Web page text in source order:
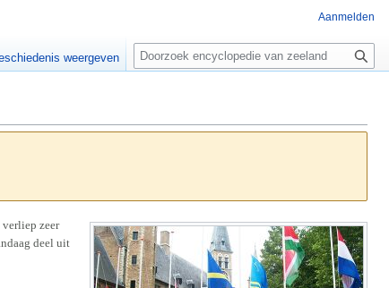
zeer
deel uit
Aanmelden
weergeven
Z
e